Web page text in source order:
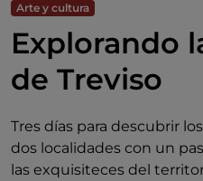
Arte y cultura
Explorando
de Treviso
Tres días para descubrir
dos localidades con un
las exquisiteces del